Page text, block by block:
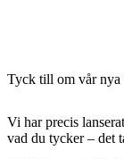
Tyck till om vår nya
Vi har precis
vad du tycker – det